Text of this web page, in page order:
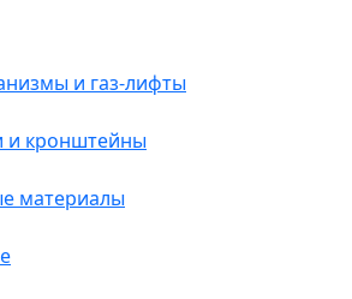
и газ-лифты
и кронштейны
материалы